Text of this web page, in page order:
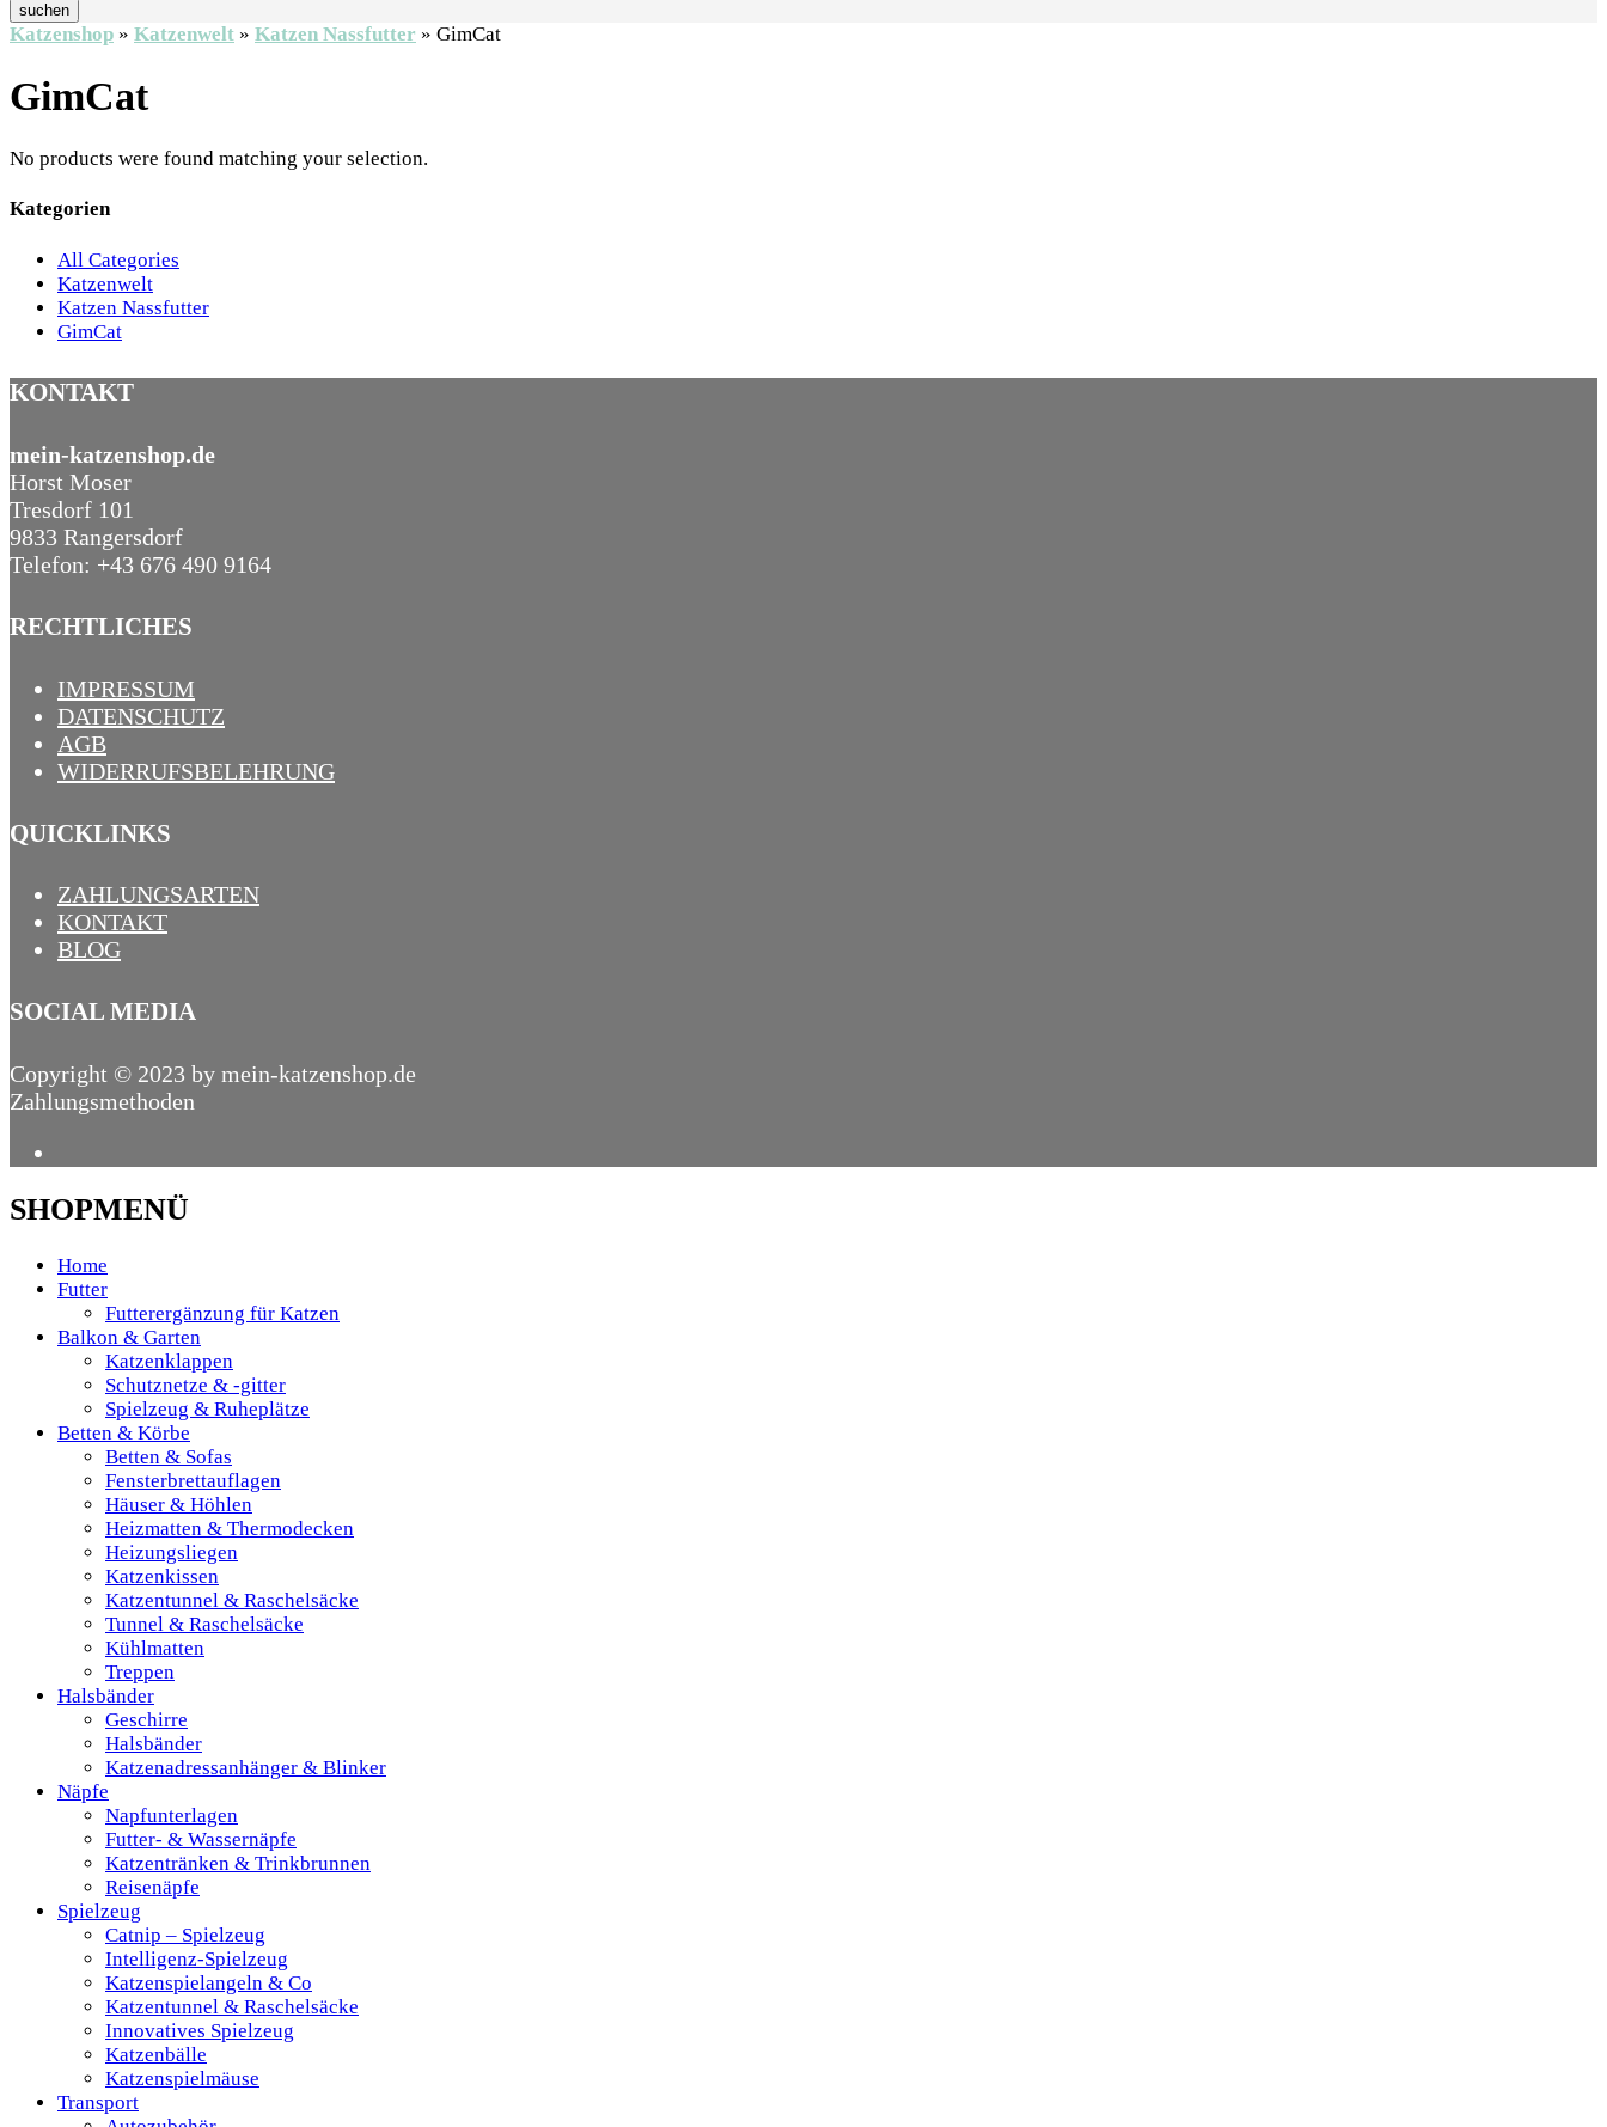
suchen
Katzenshop » Katzenwelt » Katzen Nassfutter » GimCat
GimCat
No products were found matching your selection.
Kategorien
All Categories
Katzenwelt
Katzen Nassfutter
GimCat
KONTAKT
mein-katzenshop.de
Horst Moser
Tresdorf 101
9833 Rangersdorf
Telefon: +43 676 490 9164
RECHTLICHES
IMPRESSUM
DATENSCHUTZ
AGB
WIDERRUFSBELEHRUNG
QUICKLINKS
ZAHLUNGSARTEN
KONTAKT
BLOG
SOCIAL MEDIA
Copyright © 2023 by mein-katzenshop.de
Zahlungsmethoden
SHOPMENÜ
Home
Futter
Futterergänzung für Katzen
Balkon & Garten
Katzenklappen
Schutznetze & -gitter
Spielzeug & Ruheplätze
Betten & Körbe
Betten & Sofas
Fensterbrettauflagen
Häuser & Höhlen
Heizmatten & Thermodecken
Heizungsliegen
Katzenkissen
Katzentunnel & Raschelsäcke
Tunnel & Raschelsäcke
Kühlmatten
Treppen
Halsbänder
Geschirre
Halsbänder
Katzenadressanhänger & Blinker
Näpfe
Napfunterlagen
Futter- & Wassernäpfe
Katzentränken & Trinkbrunnen
Reisenäpfe
Spielzeug
Catnip – Spielzeug
Intelligenz-Spielzeug
Katzenspielangeln & Co
Katzentunnel & Raschelsäcke
Innovatives Spielzeug
Katzenbälle
Katzenspielmäuse
Transport